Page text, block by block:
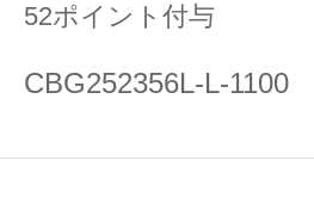
52ポイント付与
CBG252356L-L-1100